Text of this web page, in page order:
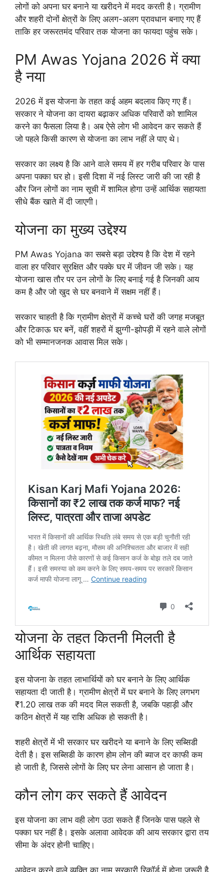
लोगों को अपना घर बनाने या खरीदने में मदद करती है। ग्रामीण
और शहरी दोनों क्षेत्रों के लिए अलग-अलग प्रावधान बनाए गए हैं
ताकि हर जरूरतमंद परिवार तक योजना का फायदा पहुंच सके।
PM Awas Yojana 2026 में क्या
है नया
2026 में इस योजना के तहत कई अहम बदलाव किए गए हैं।
सरकार ने योजना का दायरा बढ़ाकर अधिक परिवारों को शामिल
करने का फैसला लिया है। अब ऐसे लोग भी आवेदन कर सकते हैं
जो पहले किसी कारण से योजना का लाभ नहीं ले पाए थे।
सरकार का लक्ष्य है कि आने वाले समय में हर गरीब परिवार के पास
अपना पक्का घर हो। इसी दिशा में नई लिस्ट जारी की जा रही है
और जिन लोगों का नाम सूची में शामिल होगा उन्हें आर्थिक सहायता
सीधे बैंक खाते में दी जाएगी।
योजना का मुख्य उद्देश्य
PM Awas Yojana का सबसे बड़ा उद्देश्य है कि देश में रहने
वाला हर परिवार सुरक्षित और पक्के घर में जीवन जी सके। यह
योजना खास तौर पर उन लोगों के लिए बनाई गई है जिनकी आय
कम है और जो खुद से घर बनवाने में सक्षम नहीं हैं।
सरकार चाहती है कि ग्रामीण क्षेत्रों में कच्चे घरों की जगह मजबूत
और टिकाऊ घर बनें, वहीं शहरों में झुग्गी-झोपड़ी में रहने वाले लोगों
को भी सम्मानजनक आवास मिल सके।
योजना के तहत कितनी मिलती है
आर्थिक सहायता
इस योजना के तहत लाभार्थियों को घर बनाने के लिए आर्थिक
सहायता दी जाती है। ग्रामीण क्षेत्रों में घर बनाने के लिए लगभग
₹1.20 लाख तक की मदद मिल सकती है, जबकि पहाड़ी और
कठिन क्षेत्रों में यह राशि अधिक हो सकती है।
शहरी क्षेत्रों में भी सरकार घर खरीदने या बनाने के लिए सब्सिडी
देती है। इस सब्सिडी के कारण होम लोन की ब्याज दर काफी कम
हो जाती है, जिससे लोगों के लिए घर लेना आसान हो जाता है।
कौन लोग कर सकते हैं आवेदन
इस योजना का लाभ वही लोग उठा सकते हैं जिनके पास पहले से
पक्का घर नहीं है। इसके अलावा आवेदक की आय सरकार द्वारा तय
सीमा के अंदर होनी चाहिए।